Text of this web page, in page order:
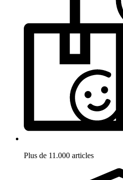
Plus de 11.000 articles